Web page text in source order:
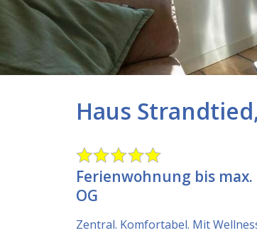
Haus
Ferienwohnung bis
OG
Zentral. Komfortabel. Mit